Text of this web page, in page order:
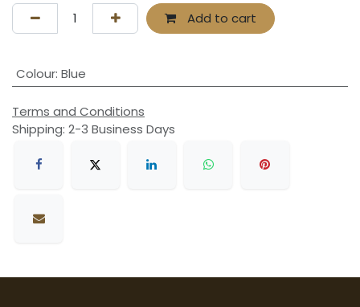
Add to cart
Colour: Blue
Terms and Conditions
Shipping: 2-3 Business Days